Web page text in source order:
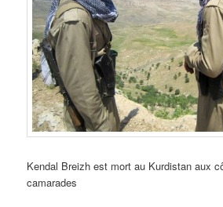
Kendal Breizh est mort au Kurdistan aux
camarades